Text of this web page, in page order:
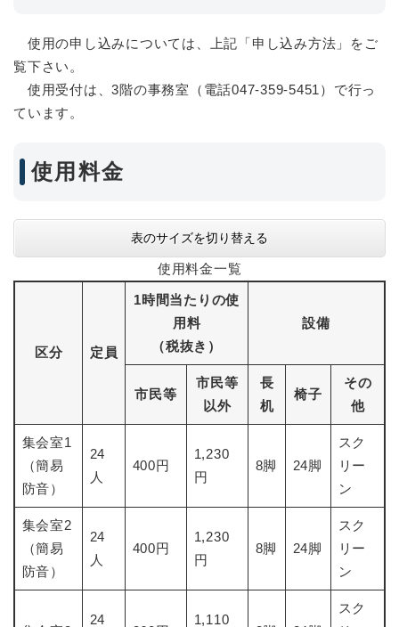
使用の申し込みについては、上記「申し込み方法」をご
覧下さい。
使用受付は、3階の事務室（電話047-359-5451）で行っ
ています。
使用料金
表のサイズを切り替える
使用料金一覧
区分 定員
1時間当たりの使
用料
（税抜き）
設備
市民等
市民等
以外
長
机
椅子
その
他
集会室1
（簡易
防音）
24
人
400円
1,230
円
8脚 24脚
スク
リー
ン
集会室2
（簡易
防音）
24
人
400円
1,230
円
8脚 24脚
スク
リー
ン
24 1,110
スク